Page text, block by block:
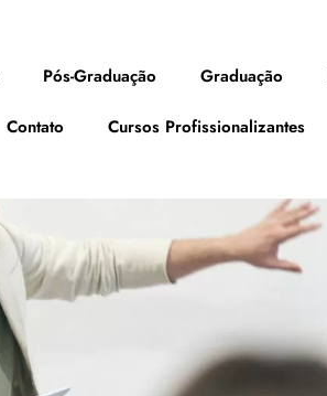
Pós-Graduação Graduação
Contato Cursos Profissionalizantes